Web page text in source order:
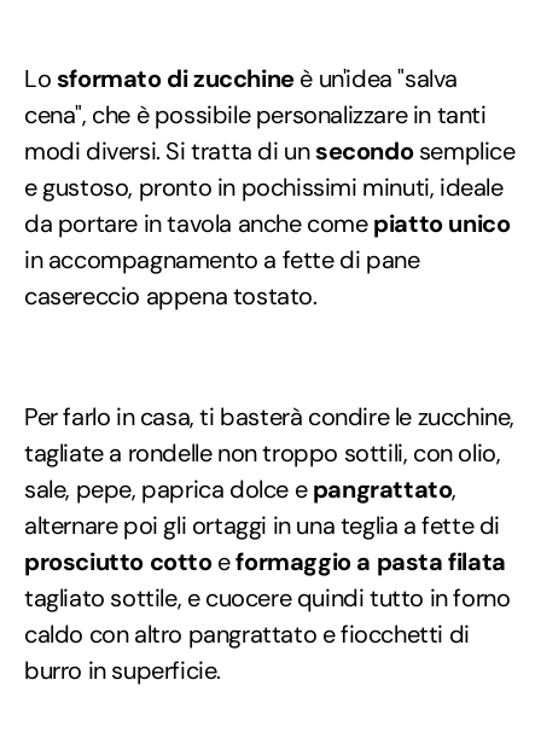
Lo sformato di zucchineè un'idea "salva
cena", che è possibile personalizzare in tanti
modi diversi. Si tratta di unsecondosemplice
e gustoso, pronto in pochissimi minuti, ideale
da portare in tavola anche comepiatto unico
in accompagnamento a fette di pane
casereccio appena tostato.
Per farlo in casa, ti basterà condire le zucchine,
tagliate a rondelle non troppo sottili, con olio,
sale, pepe, paprica dolce epangrattato,
alternare poi gli ortaggi in una teglia a fette di
prosciutto cottoeformaggio a pasta filata
tagliato sottile, e cuocere quindi tutto in forno
caldo con altro pangrattato e fiocchetti di
burro in superficie.